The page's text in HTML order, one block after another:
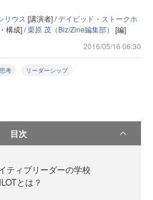
リウス [講演者] /デイビッド・ストークホ
構成] /栗原 茂（Biz/Zine編集部） [編]
2016/05/16 06:30
考 リーダーシップ
目次
ティブリーダーの学校
とは？